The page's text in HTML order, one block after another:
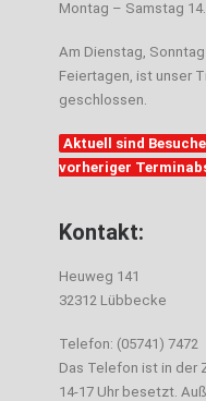
Montag – Samstag
Am Dienstag,
Feiertagen, ist unser
geschlossen.
Aktuell sind
vorheriger
Kontakt:
Heuweg 141
32312 Lübbecke
Telefon: (05741) 7472
Das Telefon ist in der
14-17 Uhr besetzt.